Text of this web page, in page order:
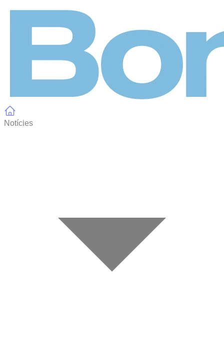
Notícies